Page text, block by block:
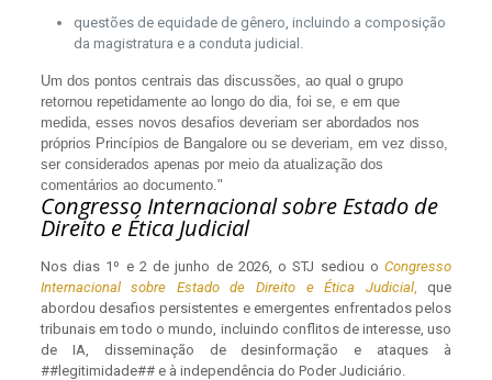
questões de equidade de gênero, incluindo a composição
da magistratura e a conduta judicial.​​​​​​​​​
Um dos pontos centrais das discussões, ao qual o grupo
retornou repetidamente ao longo do dia, foi se, e em que
medida, esses novos desafios deveriam ser abordados nos
próprios Princípios de Bangalore ou se deveriam, em vez disso,
ser considerados apenas por meio da atualização dos
comentários ao documento."
Congresso Internacional sobre Estado de
Direito e Ética Judicial
Nos dias 1º e 2 de junho de 2026, o STJ sediou oCongresso
Internacional sobre Estado de Direito e Ética Judicial, que
abordou desafios persistentes e emergentes enfrentados pelos
tribunais em todo o mundo, incluindo conflitos de interesse, uso
de IA, disseminação de desinformação e ataques à
##legitimidade## e à independência do Poder Judiciário.